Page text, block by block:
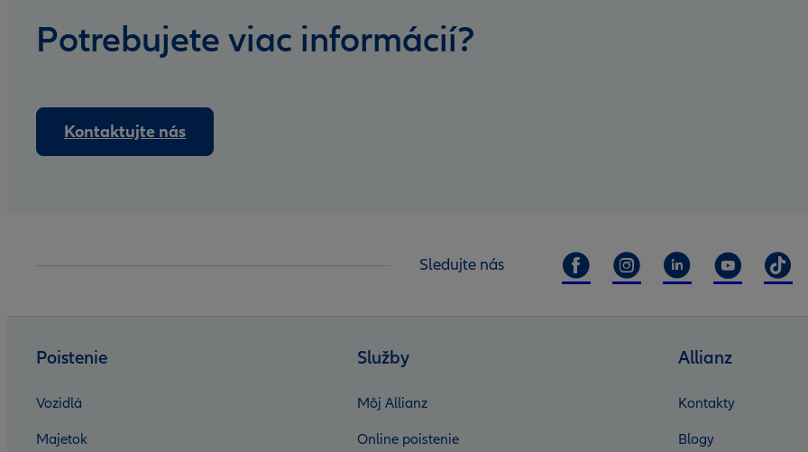
Potrebujete viac informácií?
Kontaktujte nás
Sledujte nás
Poistenie
Vozidlá
Majetok
Služby
Môj Allianz
Online poistenie
Allianz
Kontakty
Blogy